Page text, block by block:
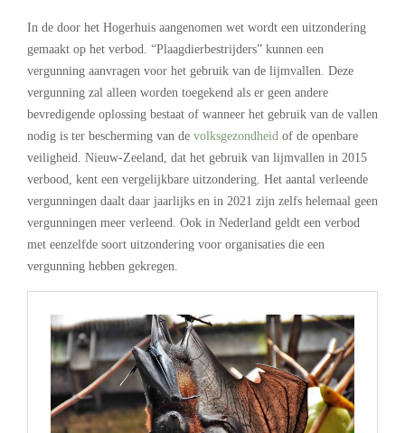
In de door het Hogerhuis aangenomen wet wordt een uitzondering
gemaakt op het verbod. “Plaagdierbestrijders” kunnen een
vergunning aanvragen voor het gebruik van de lijmvallen. Deze
vergunning zal alleen worden toegekend als er geen andere
bevredigende oplossing bestaat of wanneer het gebruik van de vallen
nodig is ter bescherming van de volksgezondheid of de openbare
veiligheid. Nieuw-Zeeland, dat het gebruik van lijmvallen in 2015
verbood, kent een vergelijkbare uitzondering. Het aantal verleende
vergunningen daalt daar jaarlijks en in 2021 zijn zelfs helemaal geen
vergunningen meer verleend. Ook in Nederland geldt een verbod
met eenzelfde soort uitzondering voor organisaties die een
vergunning hebben gekregen.